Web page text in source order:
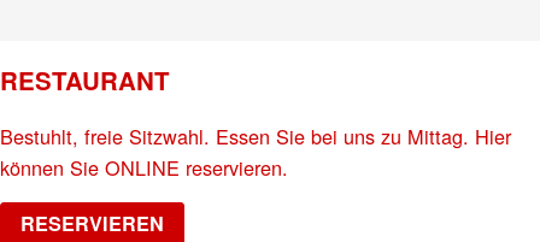
RESTAURANT
Bestuhlt, freie Sitzwahl. Essen Sie bei uns zu Mittag. Hier
können Sie ONLINE reservieren.
RESERVIEREN